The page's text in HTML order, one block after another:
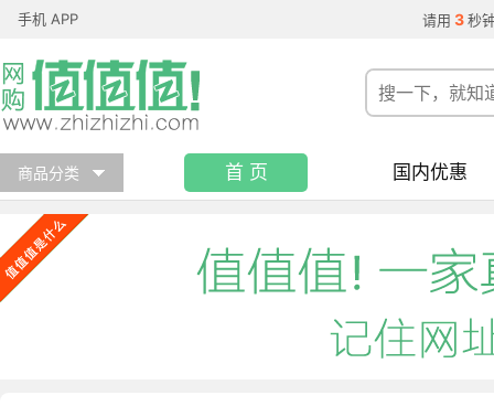
手机 APP 请用 3 秒
商品分类 首 页 国内优惠